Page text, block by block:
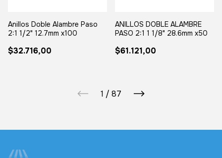
Anillos Doble Alambre Paso
2:1 1/2" 12.7mm x100
$32.716,00
ANILLOS DOBLE ALAMBRE
PASO 2:1 1 1/8" 28.6mm x50
$61.121,00
1 / 87